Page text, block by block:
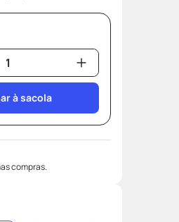
à sacola
compras.